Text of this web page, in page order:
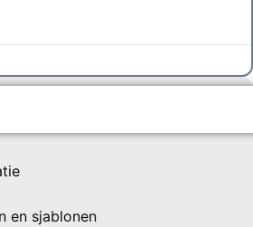
en sjablonen